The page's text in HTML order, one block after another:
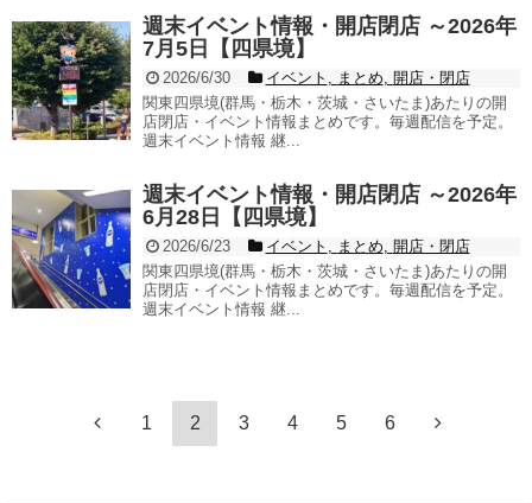
週末イベント情報・開店閉店 ～2026年
7月5日【四県境】
2026/6/30 イベント , まとめ, 開店・閉店
関東四県境(群馬・栃木・茨城・さいたま)あたりの開
店閉店・イベント情報まとめです。毎週配信を予定。
週末イベント情報 継...
週末イベント情報・開店閉店 ～2026年
6月28日【四県境】
2026/6/23 イベント , まとめ, 開店・閉店
関東四県境(群馬・栃木・茨城・さいたま)あたりの開
店閉店・イベント情報まとめです。毎週配信を予定。
週末イベント情報 継...
1 2 3 4 5 6